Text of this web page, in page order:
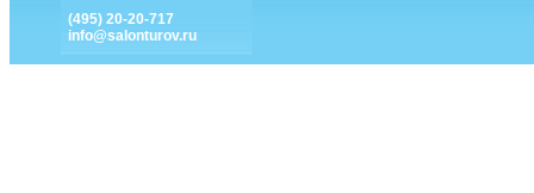
(495) 20-20-717
info@salonturov.ru